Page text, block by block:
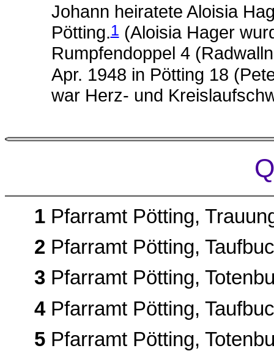
Johann heiratete Aloisia
Pötting.1(Aloisia Hager
Rumpfendoppel 4
Apr. 1948 in Pötting 18
war Herz- und
1 Pfarramt Pötting,
2 Pfarramt Pötting,
3 Pfarramt Pötting,
4Pfarramt Pötting,
5 Pfarramt Pötting,